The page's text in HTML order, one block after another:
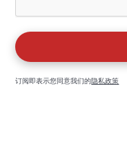
订阅即表示您同意我们的隐私政策